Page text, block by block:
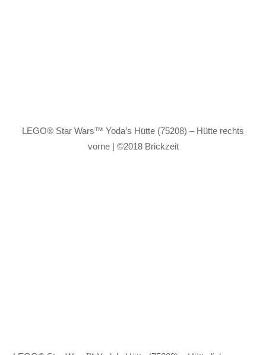
LEGO® Star Wars™ Yoda’s Hütte (75208) – Hütte rechts
vorne | ©2018 Brickzeit